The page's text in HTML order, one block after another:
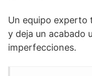
Un equipo experto
y deja un acabado
imperfecciones.